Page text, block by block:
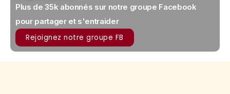
Plus de 35k abonnés sur notre groupe Facebook
pour partager et s'entraider
Rejoignez notre groupe FB